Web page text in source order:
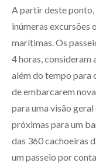
A partir deste ponto,
inúmeras excursões
marítimas. Os
4 horas, consideram
além do tempo para
de embarcarem
para uma visão
próximas para um
das 360 cachoeiras
um passeio por